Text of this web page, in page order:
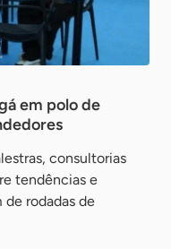
em polo de
consultorias
tendências e
rodadas de